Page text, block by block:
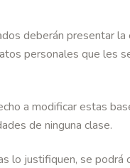
deberán presentar
personales que les
a modificar estas
de ninguna clase.
lo justifiquen, se